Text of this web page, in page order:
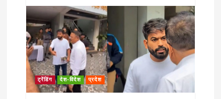
ट्रेंडिंग देश-विदेश प्रदेश